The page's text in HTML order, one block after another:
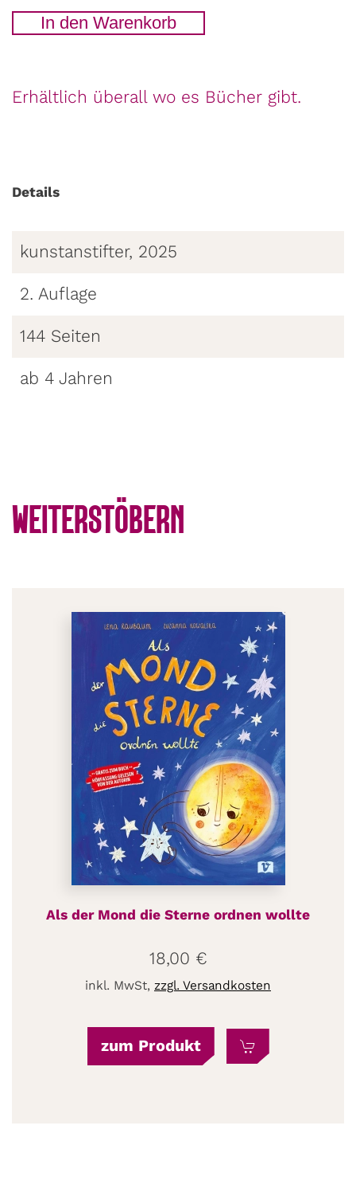
Schlich
ein
den
In den Warenkorb
Erhältlich überall wo es Bücher gibt.
Details
kunstanstifter, 2025
2. Auflage
144 Seiten
ab 4 Jahren
WEITERSTÖBERN
Als der Mond die Sterne ordnen wollte
18,00 €
inkl. MwSt, zzgl. Versandkosten
zum Produkt